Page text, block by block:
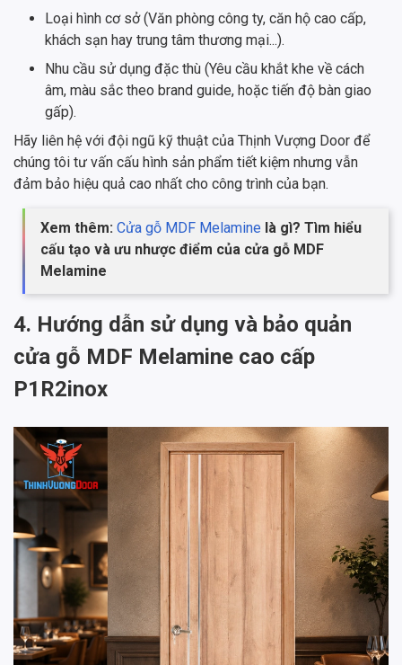
Loại hình cơ sở (Văn phòng công ty, căn hộ cao cấp,
khách sạn hay trung tâm thương mại...).
Nhu cầu sử dụng đặc thù (Yêu cầu khắt khe về cách
âm, màu sắc theo brand guide, hoặc tiến độ bàn giao
gấp).
Hãy liên hệ với đội ngũ kỹ thuật của Thịnh Vượng Door để
chúng tôi tư vấn cấu hình sản phẩm tiết kiệm nhưng vẫn
đảm bảo hiệu quả cao nhất cho công trình của bạn.
Xem thêm: Cửa gỗ MDF Melamine là gì? Tìm hiểu
cấu tạo và ưu nhược điểm của cửa gỗ MDF
Melamine
4. Hướng dẫn sử dụng và bảo quản
cửa gỗ MDF Melamine cao cấp
P1R2inox